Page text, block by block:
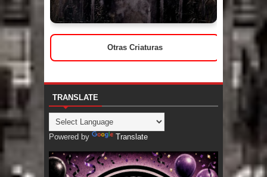
Otras Criaturas
TRANSLATE
Powered by Translate